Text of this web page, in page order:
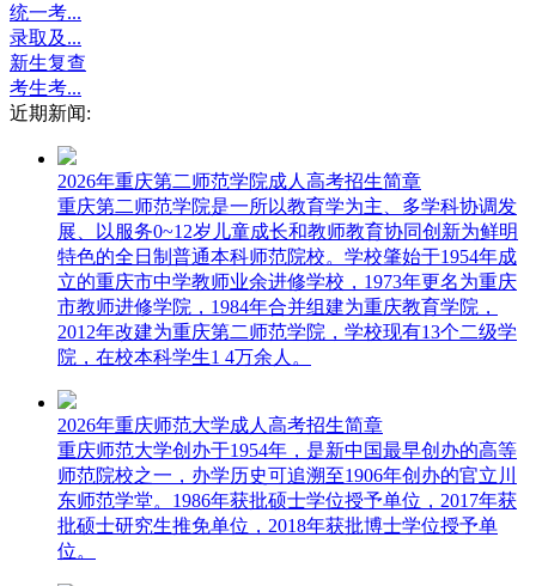
统一考...
录取及...
新生复查
考生考...
近期新闻:
2026年重庆第二师范学院成人高考招生简章
重庆第二师范学院是一所以教育学为主、多学科协调发
展、以服务0~12岁儿童成长和教师教育协同创新为鲜明
特色的全日制普通本科师范院校。学校肇始于1954年成
立的重庆市中学教师业余进修学校，1973年更名为重庆
市教师进修学院，1984年合并组建为重庆教育学院，
2012年改建为重庆第二师范学院，学校现有13个二级学
院，在校本科学生1 4万余人。
2026年重庆师范大学成人高考招生简章
重庆师范大学创办于1954年，是新中国最早创办的高等
师范院校之一，办学历史可追溯至1906年创办的官立川
东师范学堂。1986年获批硕士学位授予单位，2017年获
批硕士研究生推免单位，2018年获批博士学位授予单
位。